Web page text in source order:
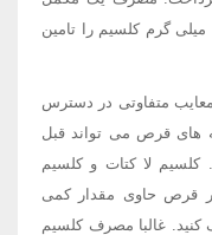
خاص کلیسم که بتواند روزانه 1000 تا 1500 میلی گرم کلسیم را تامین
متفاوتی در دسترس
های قرص می تواند قبل
کلسیم لا کتات و کلسیم
قرص حاوی مقدار کمی
غالبا مصرف کلسیم